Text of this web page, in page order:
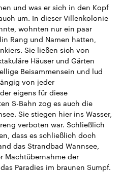
und was er sich in den Kopf
um. In dieser Villenkolonie
wohnten nur ein paar
Rang und Namen hatten,
Sie ließen sich von
Häuser und Gärten
Beisammensein und lud
von jeder
eigens für diese
S-Bahn zog es auch die
Sie stiegen hier ins Wasser,
verboten war. Schließlich
dass es schließlich doch
das Strandbad Wannsee,
Machtübernahme der
Paradies im braunen Sumpf.